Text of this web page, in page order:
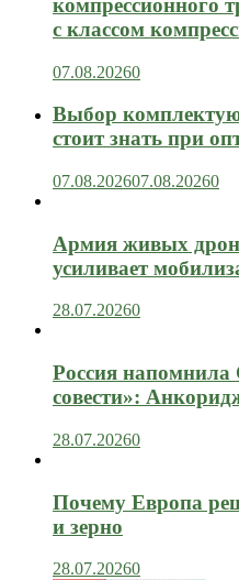
компрессионного
с классом
07.08.20260
Выбор
стоит знать при
07.08.202607.08.20260
Армия живых
усиливает
28.07.20260
Россия
совести»:
28.07.20260
Почему Европа
и зерно
28.07.20260